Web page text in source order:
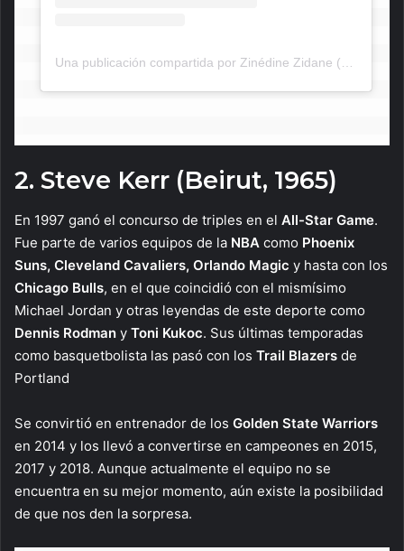
Una publicación compartida por Zinédine Zidane (@zinedinezidane10)
2. Steve Kerr (Beirut, 1965)
En 1997 ganó el concurso de triples en el All-Star Game.
Fue parte de varios equipos de la NBA como Phoenix
Suns, Cleveland Cavaliers, Orlando Magic y hasta con los
Chicago Bulls, en el que coincidió con el mismísimo
Michael Jordan y otras leyendas de este deporte como
Dennis Rodman y Toni Kukoc. Sus últimas temporadas
como basquetbolista las pasó con los Trail Blazers de
Portland
Se convirtió en entrenador de los Golden State Warriors
en 2014 y los llevó a convertirse en campeones en 2015,
2017 y 2018. Aunque actualmente el equipo no se
encuentra en su mejor momento, aún existe la posibilidad
de que nos den la sorpresa.